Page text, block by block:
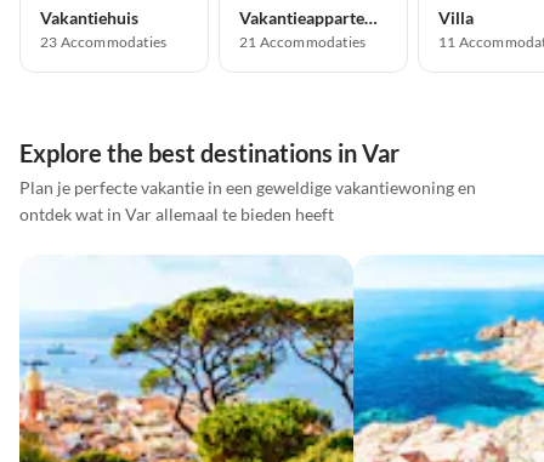
Vakantiehuis
23 Accommodaties
Vakantieappartement
21 Accommodaties
Villa
11
Explore the best destinations in Var
Plan je perfecte vakantie in een geweldige vakantiewoning en
ontdek wat in Var allemaal te bieden heeft